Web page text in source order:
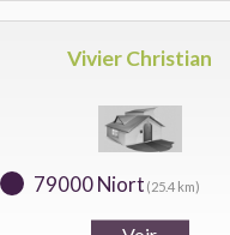
Vivier Christian
79000 Niort (25.4 km)